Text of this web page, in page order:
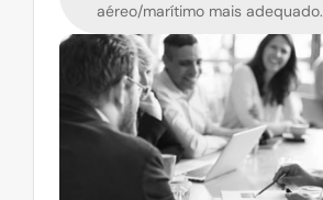
aéreo/marítimo mais adequado.